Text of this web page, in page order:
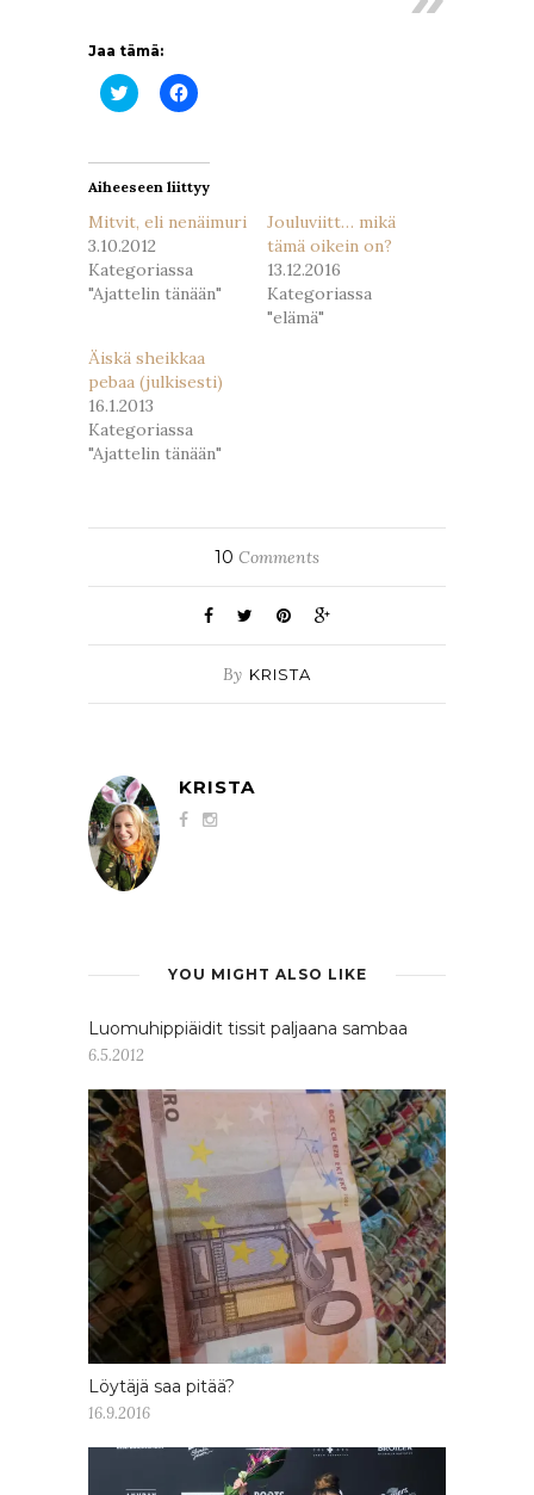
Jaa tämä:
Jaa
Twitterissä(Avautuu
Jaa
Facebookissa(Avautuu
Aiheeseen liittyy
Mitvit, eli nenäimuri
3.10.2012
Kategoriassa
"Ajattelin tänään"
Jouluviitt… mikä
tämä oikein on?
13.12.2016
Kategoriassa
"elämä"
Äiskä sheikkaa
pebaa (julkisesti)
16.1.2013
Kategoriassa
"Ajattelin tänään"
10 Comments
By KRISTA
KRISTA
YOU MIGHT ALSO LIKE
Luomuhippiäidit tissit paljaana sambaa
6.5.2012
Löytäjä saa pitää?
16.9.2016